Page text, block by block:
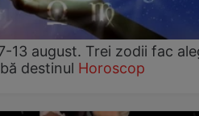
13 august. Trei zodii fac
destinul Horoscop